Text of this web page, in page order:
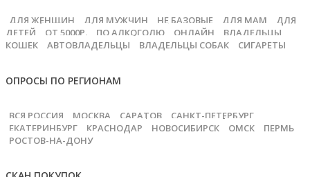
ДЛЯ ЖЕНЩИН ДЛЯ МУЖЧИН НЕ БАЗОВЫЕ ДЛЯ МАМ
ДЛЯ
ДЕТЕЙ
ОТ 5000Р. ПО АЛКОГОЛЮ ОНЛАЙН
ВЛАДЕЛЬЦЫ
КОШЕК
АВТОВЛАДЕЛЬЦЫ ВЛАДЕЛЬЦЫ СОБАК СИГАРЕТЫ
ОПРОСЫ ПО РЕГИОНАМ
ВСЯ РОССИЯ МОСКВА САРАТОВ
САНКТ-ПЕТЕРБУРГ
ЕКАТЕРИНБУРГ
КРАСНОДАР НОВОСИБИРСК ОМСК
ПЕРМЬ
РОСТОВ-НА-ДОНУ